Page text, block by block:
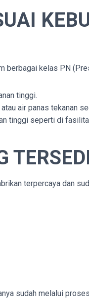
berbagai kelas PN
tinggi.
air panas tekanan
tinggi seperti di
terpercaya dan
sudah melalui